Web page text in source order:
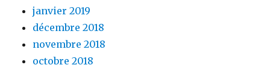
janvier 2019
décembre 2018
novembre 2018
octobre 2018